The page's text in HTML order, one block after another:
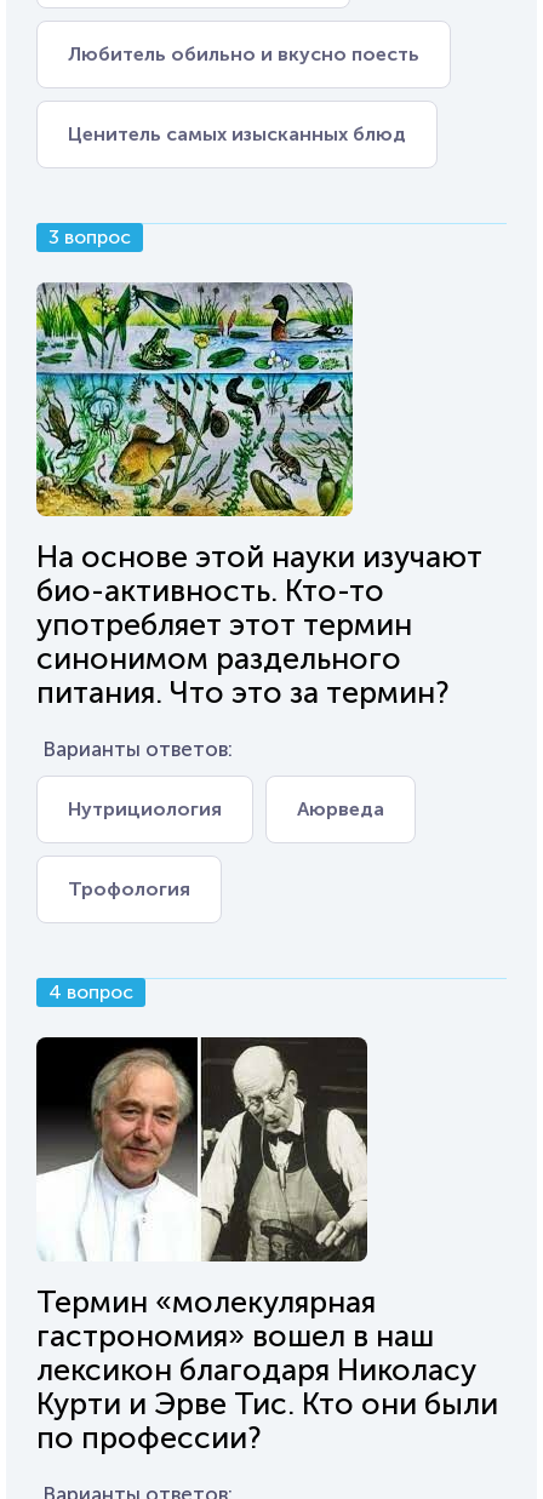
Любитель обильно и вкусно поесть
Ценитель самых изысканных блюд
3 вопрос
На основе этой науки изучают
био-активность. Кто-то
употребляет этот термин
синонимом раздельного
питания. Что это за термин?
Варианты ответов:
Нутрициология Аюрведа
Трофология
4 вопрос
Термин «молекулярная
гастрономия» вошел в наш
лексикон благодаря Николасу
Курти и Эрве Тис. Кто они были
по профессии?
Варианты ответов: